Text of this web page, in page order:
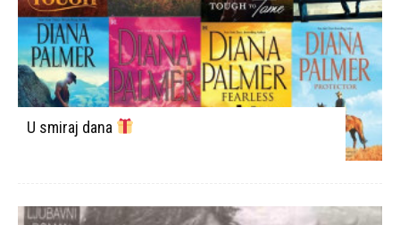
U smiraj dana